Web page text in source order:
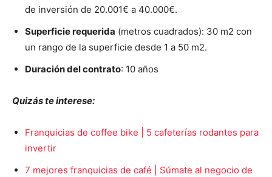
de inversión de 20.001€ a 40.000€.
Superficie requerida (metros cuadrados): 30 m2 con
un rango de la superficie desde 1 a 50 m2.
Duración del contrato: 10 años
Quizás te interese:
Franquicias de coffee bike | 5 cafeterías rodantes para
invertir
7 mejores franquicias de café | Súmate al negocio de